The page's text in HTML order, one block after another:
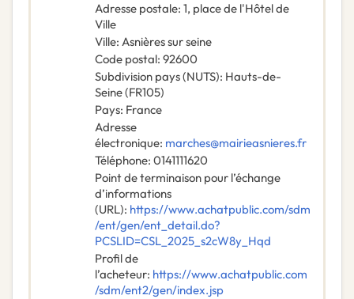
Adresse postale: 1, place de l'Hôtel de
Ville
Ville: Asnières sur seine
Code postal: 92600
Subdivision pays (NUTS): Hauts-de-
Seine(FR105)
Pays: France
Adresse
électronique: marches@mairieasnieres.fr
Téléphone: 0141111620
Point de terminaison pour l’échange
d’informations
(URL): https://www.achatpublic.com/sdm
/ent/gen/ent_detail.do?
PCSLID=CSL_2025_s2cW8y_Hqd
Profil de
l’acheteur: https://www.achatpublic.com
/sdm/ent2/gen/index.jsp